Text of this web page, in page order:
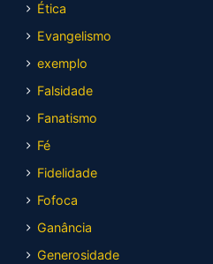
Ética
Evangelismo
exemplo
Falsidade
Fanatismo
Fé
Fidelidade
Fofoca
Ganância
Generosidade